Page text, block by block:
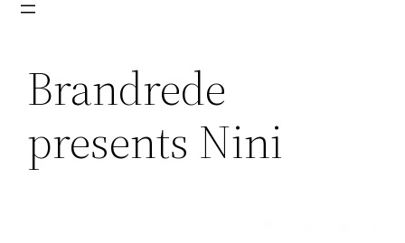
Brandrede
presents Nini